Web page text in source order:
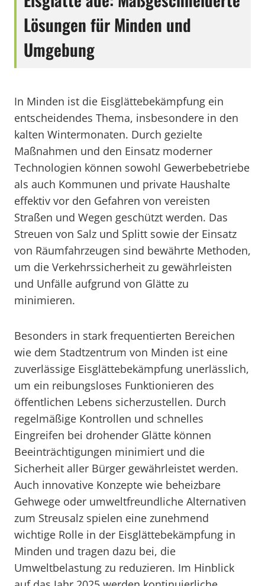
Lösungen für Minden und
Umgebung
In Minden ist die Eisglättebekämpfung ein
entscheidendes Thema, insbesondere in den
kalten Wintermonaten. Durch gezielte
Maßnahmen und den Einsatz moderner
Technologien können sowohl Gewerbebetriebe
als auch Kommunen und private Haushalte
effektiv vor den Gefahren von vereisten
Straßen und Wegen geschützt werden. Das
Streuen von Salz und Splitt sowie der Einsatz
von Räumfahrzeugen sind bewährte Methoden,
um die Verkehrssicherheit zu gewährleisten
und Unfälle aufgrund von Glätte zu
minimieren.
Besonders in stark frequentierten Bereichen
wie dem Stadtzentrum von Minden ist eine
zuverlässige Eisglättebekämpfung unerlässlich,
um ein reibungsloses Funktionieren des
öffentlichen Lebens sicherzustellen. Durch
regelmäßige Kontrollen und schnelles
Eingreifen bei drohender Glätte können
Beeinträchtigungen minimiert und die
Sicherheit aller Bürger gewährleistet werden.
Auch innovative Konzepte wie beheizbare
Gehwege oder umweltfreundliche Alternativen
zum Streusalz spielen eine zunehmend
wichtige Rolle in der Eisglättebekämpfung in
Minden und tragen dazu bei, die
Umweltbelastung zu reduzieren. Im Hinblick